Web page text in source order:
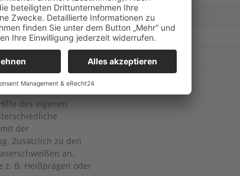
zu 3.500 Gramm,
rund 120 modernen
des eigenen
der
Zusätzlich zu den
an.
B. Heißprägen oder
Kunststoff
Metall
Sanitär